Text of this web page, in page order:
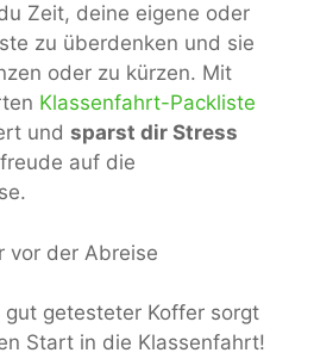
Zeit, deine eigene oder
zu überdenken und sie
oder zu kürzen. Mit
Klassenfahrt-Packliste
und sparst dir Stress
auf die
vor der Abreise
gut getesteter Koffer sorgt
Start in die Klassenfahrt!